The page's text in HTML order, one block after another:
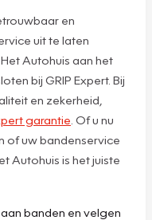
en
uit te laten
Autohuis aan het
bij GRIP Expert. Bij
en zekerheid,
garantie . Of u nu
of uw bandenservice
Autohuis is het juiste
banden en velgen